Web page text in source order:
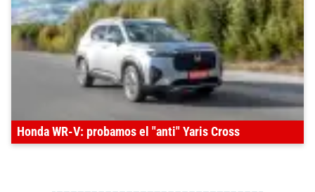
Honda WR-V: probamos el "anti" Yaris Cross